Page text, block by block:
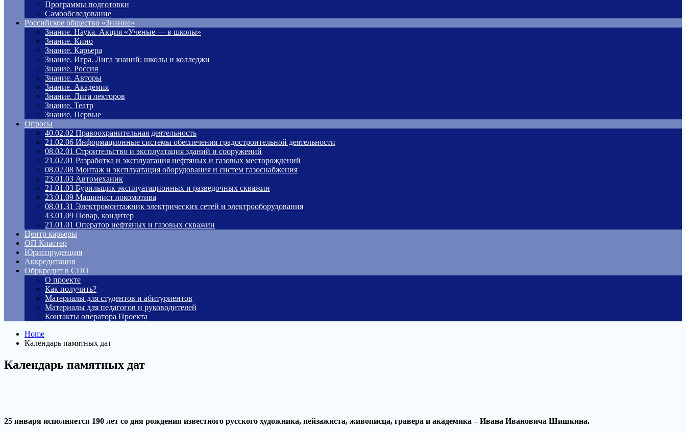
Программы подготовки
Самообследование
Российское общество «Знание»
Знание. Наука. Акция «Ученые — в школы»
Знание. Кино
Знание. Карьера
Знание. Игра. Лига знаний: школы и колледжи
Знание. Россия
Знание. Авторы
Знание. Академия
Знание. Лига лекторов
Знание. Театр
Знание. Первые
Опросы
40.02.02 Правоохранительная деятельность
21.02.06 Информационные системы обеспечения градостроительной деятельности
08.02.01 Строительство и эксплуатация зданий и сооружений
21.02.01 Разработка и эксплуатация нефтяных и газовых месторождений
08.02.08 Монтаж и эксплуатация оборудования и систем газоснабжения
23.01.03 Автомеханик
21.01.03 Бурильщик эксплуатационных и разведочных скважин
23.01.09 Машинист локомотива
08.01.31 Электромонтажник электрических сетей и электрооборудования
43.01.09 Повар, кондитер
21.01.01 Оператор нефтяных и газовых скважин
Центр карьеры
ОП Кластер
Юриспруденция
Аккредитация
Обркредит в СПО
О проекте
Как получить?
Материалы для студентов и абитуриентов
Материалы для педагогов и руководителей
Контакты оператора Проекта
Home
Календарь памятных дат
Календарь памятных дат
25 января исполняется 190 лет со дня рождения известного русского художника, пейзажиста, живописца, гравера и академика – Ивана Ивановича Шишкина.